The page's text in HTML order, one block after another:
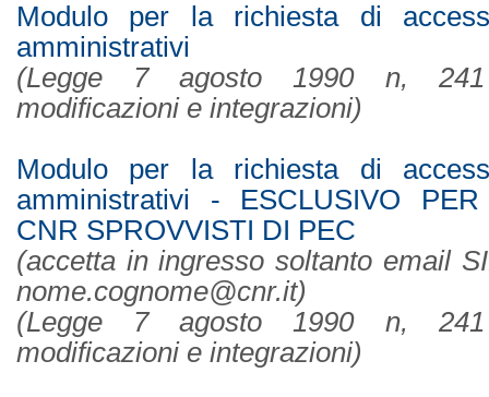
Modulo per la richiesta di
amministrativi
(Legge 7 agosto 1990 n,
modificazioni e integrazioni)
Modulo per la richiesta di
amministrativi - ESCLUSIVO
CNR SPROVVISTI DI PEC
(accetta in ingresso soltanto email
nome.cognome@cnr.it)
(Legge 7 agosto 1990 n,
modificazioni e integrazioni)